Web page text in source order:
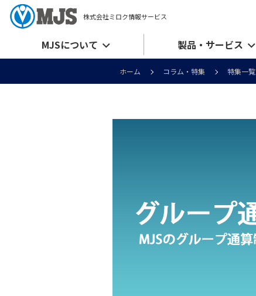
株式会社ミロク情報サービス
MJSについて 製品・サービス
ホーム コラム・特集 特集一覧